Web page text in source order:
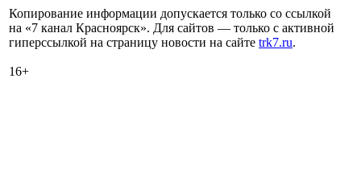
Копирование информации допускается только со ссылкой
на «7 канал Красноярск». Для сайтов — только с активной
гиперссылкой на страницу новости на сайте trk7.ru.
16+